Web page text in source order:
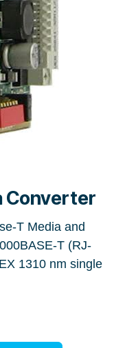
Converter
T Media and
T (RJ-
1310 nm single